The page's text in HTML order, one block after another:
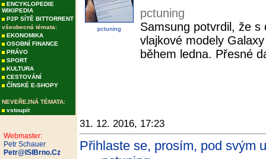
ENCYKLOPEDIE
WIKIPEDIA
P2P SÍTĚ BITTORRENT
všeobecná témata:
EKONOMIKA
OSOBNÍ FINANCE
PRÁVO
SPORT
KULTURA
CESTOVÁNÍ
ČÍNSKÉ E-SHOPY
NEVEŘEJNÁ TÉMATA:
vstoupit
Webmaster:
Petr Schauer
Petr@ISIBrno.Cz
pctuning
pctuning
Samsung potvrdil, že s
vlajkové modely
během ledna. Přesné
31. 12. 2016, 17:23
Přihlaste se, prosím, pod svým